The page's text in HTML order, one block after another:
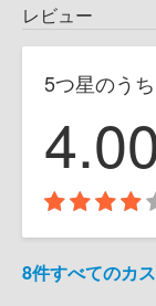
レビュー
5つ星のうち
8件すべてのカ